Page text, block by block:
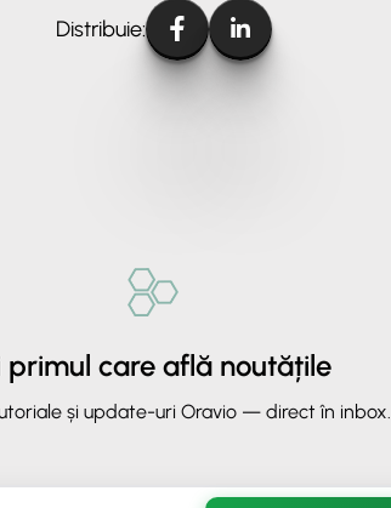
Distribuie:
primul care află noutățile
și update-uri Oravio — direct în inbox.